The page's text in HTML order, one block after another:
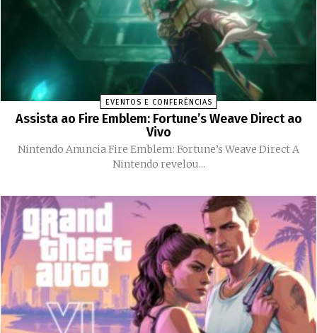
EVENTOS E CONFERÊNCIAS
Assista ao Fire Emblem: Fortune’s Weave Direct ao
Vivo
Nintendo Anuncia Fire Emblem: Fortune’s Weave Direct A
Nintendo revelou...